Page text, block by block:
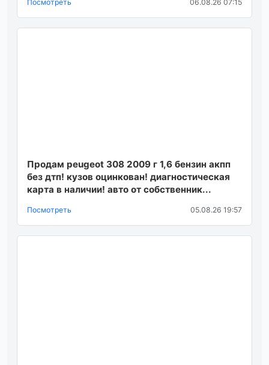
Посмотреть 06.08.26 07:15
Продам peugeot 308 2009 г 1,6 бензин акпп
без дтп! кузов оцинкован! диагностическая
карта в наличии! авто от собственник...
Посмотреть 05.08.26 19:57